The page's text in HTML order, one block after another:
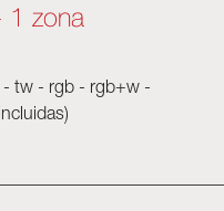
1 zona
- tw - rgb - rgb+w -